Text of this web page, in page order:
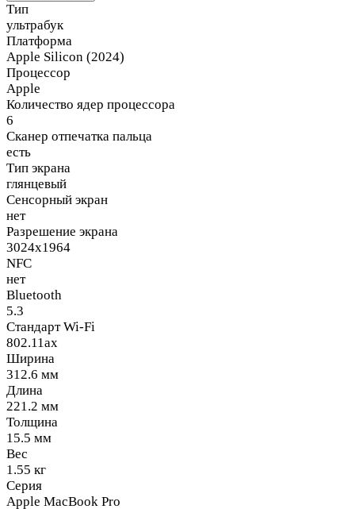
Тип
ультрабук
Платформа
Apple Silicon (2024)
Процессор
Apple
Количество ядер процессора
6
Сканер отпечатка пальца
есть
Тип экрана
глянцевый
Сенсорный экран
нет
Разрешение экрана
3024x1964
NFC
нет
Bluetooth
5.3
Стандарт Wi-Fi
802.11ах
Ширина
312.6 мм
Длина
221.2 мм
Толщина
15.5 мм
Вес
1.55 кг
Серия
Apple MacBook Pro